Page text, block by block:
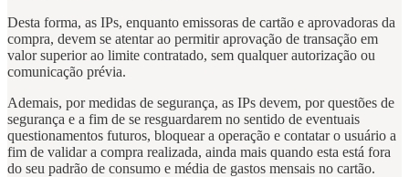
Desta forma, as IPs, enquanto emissoras de cartão e aprovadoras da
compra, devem se atentar ao permitir aprovação de transação em
valor superior ao limite contratado, sem qualquer autorização ou
comunicação prévia.
Ademais, por medidas de segurança, as IPs devem, por questões de
segurança e a fim de se resguardarem no sentido de eventuais
questionamentos futuros, bloquear a operação e contatar o usuário a
fim de validar a compra realizada, ainda mais quando esta está fora
do seu padrão de consumo e média de gastos mensais no cartão.